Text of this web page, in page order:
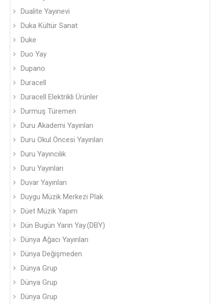
Dualite Yayınevi
Duka Kültür Sanat
Duke
Duo Yay
Dupano
Duracell
Duracell Elektrikli Ürünler
Durmuş Türemen
Duru Akademi Yayınları
Duru Okul Öncesi Yayınları
Duru Yayıncılık
Duru Yayınları
Duvar Yayınları
Duygu Müzik Merkezi Plak
Düet Müzik Yapım
Dün Bugün Yarın Yay.(DBY)
Dünya Ağacı Yayınları
Dünya Değişmeden
Dünya Grup
Dünya Grup
Dünya Grup